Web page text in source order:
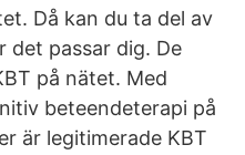
Då kan du ta del av
det passar dig. De
på nätet. Med
beteendeterapi på
är legitimerade KBT